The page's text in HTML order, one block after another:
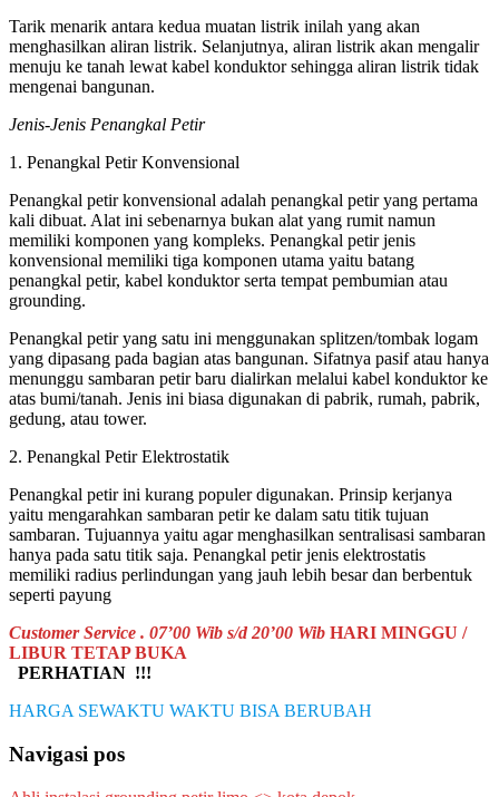
Tarik menarik antara kedua muatan listrik inilah yang akan
menghasilkan aliran listrik. Selanjutnya, aliran listrik akan mengalir
menuju ke tanah lewat kabel konduktor sehingga aliran listrik tidak
mengenai bangunan.
Jenis-Jenis Penangkal Petir
1. Penangkal Petir Konvensional
Penangkal petir konvensional adalah penangkal petir yang pertama
kali dibuat. Alat ini sebenarnya bukan alat yang rumit namun
memiliki komponen yang kompleks. Penangkal petir jenis
konvensional memiliki tiga komponen utama yaitu batang
penangkal petir, kabel konduktor serta tempat pembumian atau
grounding.
Penangkal petir yang satu ini menggunakan splitzen/tombak logam
yang dipasang pada bagian atas bangunan. Sifatnya pasif atau hanya
menunggu sambaran petir baru dialirkan melalui kabel konduktor ke
atas bumi/tanah. Jenis ini biasa digunakan di pabrik, rumah, pabrik,
gedung, atau tower.
2. Penangkal Petir Elektrostatik
Penangkal petir ini kurang populer digunakan. Prinsip kerjanya
yaitu mengarahkan sambaran petir ke dalam satu titik tujuan
sambaran. Tujuannya yaitu agar menghasilkan sentralisasi sambaran
hanya pada satu titik saja. Penangkal petir jenis elektrostatis
memiliki radius perlindungan yang jauh lebih besar dan berbentuk
seperti payung
Customer Service . 07’00 Wib s/d 20’00 Wib HARI MINGGU /
LIBUR TETAP BUKA
PERHATIAN !!!
HARGA SEWAKTU WAKTU BISA BERUBAH
Navigasi pos